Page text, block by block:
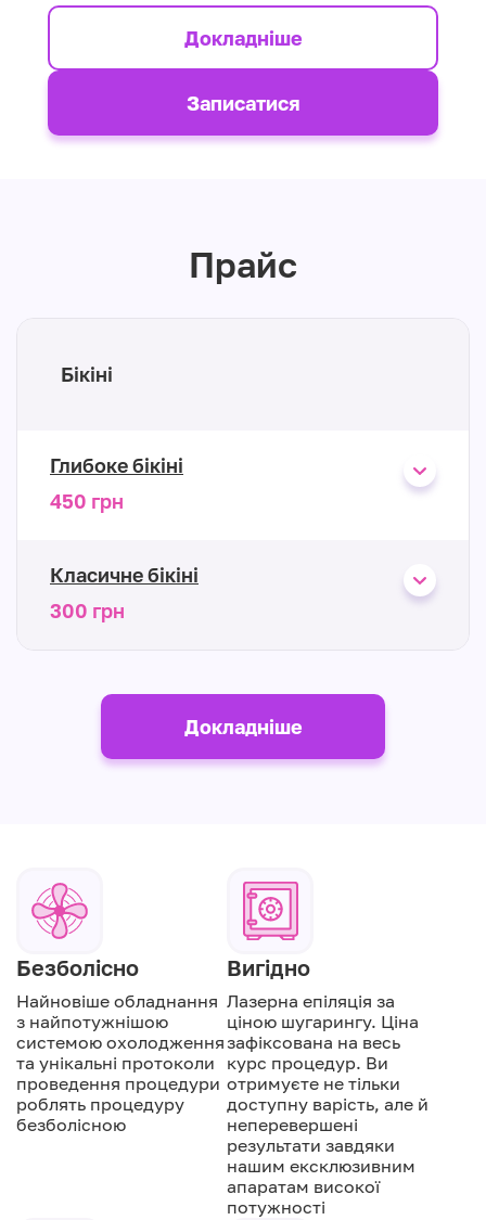
Докладніше
Записатися
Прайс
Бікіні
Глибоке бікіні
450 грн
Класичне бікіні
300 грн
Докладніше
Безболісно
Найновіше обладнання
з найпотужнішою
системою охолодження
та унікальні протоколи
проведення процедури
роблять процедуру
безболісною
Вигідно
Лазерна епіляція за
ціною шугарингу. Ціна
зафіксована на весь
курс процедур. Ви
отримуєте не тільки
доступну варість, але й
неперевершені
результати завдяки
нашим ексклюзивним
апаратам високої
потужності